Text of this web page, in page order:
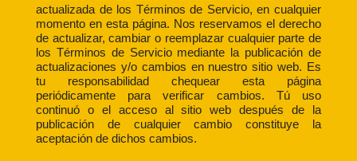
actualizada de los Términos de Servicio, en cualquier
momento en esta página. Nos reservamos el derecho
de actualizar, cambiar o reemplazar cualquier parte de
los Términos de Servicio mediante la publicación de
actualizaciones y/o cambios en nuestro sitio web. Es
tu responsabilidad chequear esta página
periódicamente para verificar cambios. Tú uso
continuó o el acceso al sitio web después de la
publicación de cualquier cambio constituye la
aceptación de dichos cambios.